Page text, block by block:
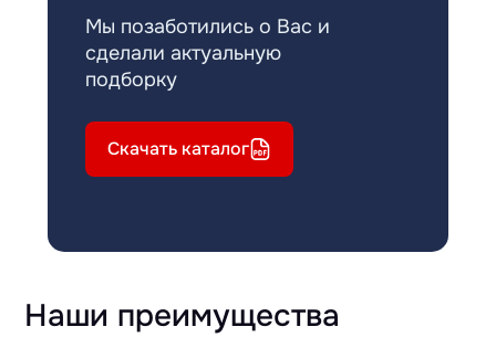
Мы позаботились о Вас и
сделали актуальную
подборку
Скачать каталог
Наши преимущества